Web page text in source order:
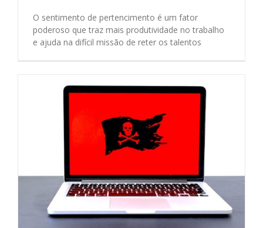
O sentimento de pertencimento é um fator
poderoso que traz mais produtividade no trabalho
e ajuda na difícil missão de reter os talentos